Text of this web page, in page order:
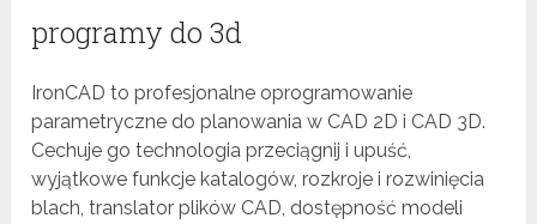
programy do 3d
IronCAD to profesjonalne oprogramowanie
parametryczne do planowania w CAD 2D i CAD 3D.
Cechuje go technologia przeciągnij i upuść,
wyjątkowe funkcje katalogów, rozkroje i rozwinięcia
blach, translator plików CAD, dostępność modeli